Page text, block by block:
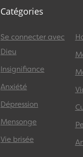
Catégories
Se connecter avec
Dieu
Insignifiance
Anxiété
Dépression
Mensonge
Vie brisée